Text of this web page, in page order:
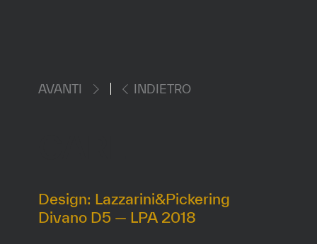
INDIETRO
AVANTI
Design: Lazzarini&Pickering
Divano D5 — LPA 2018